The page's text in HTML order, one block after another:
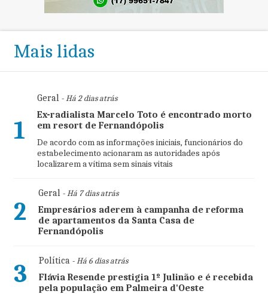
Mais lidas
1
Geral- Há 2 dias atrás
Ex-radialista Marcelo Toto é encontrado morto
em resort de Fernandópolis
De acordo com as informações iniciais, funcionários do
estabelecimento acionaram as autoridades após
localizarem a vítima sem sinais vitais
2
Geral- Há 7 dias atrás
Empresários aderem à campanha de reforma
de apartamentos da Santa Casa de
Fernandópolis
3 Política- Há 6 dias atrás
Flávia Resende prestigia 1º Julinão e é recebida
pela população em Palmeira d'Oeste